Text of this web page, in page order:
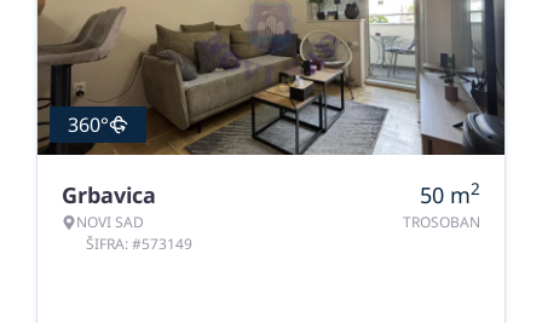
360°
Grbavica
NOVI SAD
ŠIFRA: #573149
50 m2
TROSOBAN